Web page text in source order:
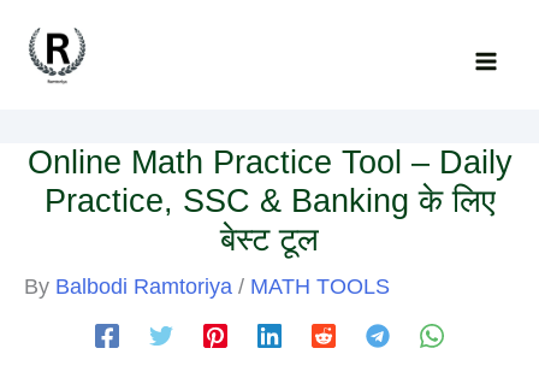
Online Math Practice Tool – Daily
Practice, SSC & Banking के लिए
बेस्ट टूल
By Balbodi Ramtoriya / MATH TOOLS